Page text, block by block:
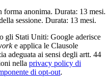
anonima. Durata: 13 mesi.
sessione. Durata: 13 mesi.
gli Stati Uniti: Google aderisce
e applica le Clausole
adeguata ai sensi degli artt. 44
nella privacy policy di
di opt-out.